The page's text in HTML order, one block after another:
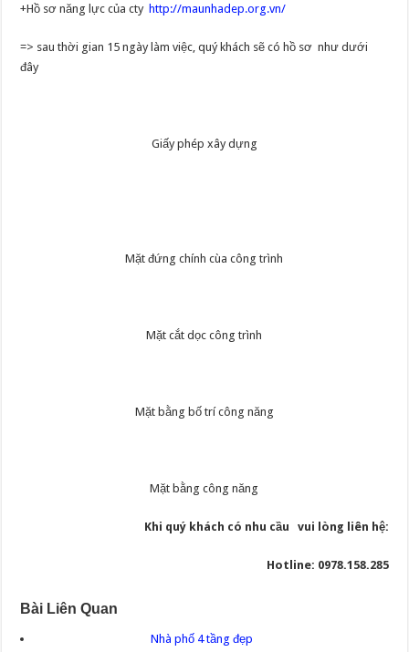
+Hồ sơ năng lực của ctyhttp://maunhadep.org.vn/
=> sau thời gian 15 ngày làm việc, quý khách sẽ có hồ sơ như dưới
đây
Giấy phép xây dựng
Mặt đứng chính cùa công trình
Mặt cắt dọc công trình
Mặt bằng bố trí công năng
Mặt bằng công năng
Khi quý khách có nhu cầu vui lòng liên hệ:
Hotline: 0978.158.285
Bài Liên Quan
Nhà phố 4 tầng đẹp